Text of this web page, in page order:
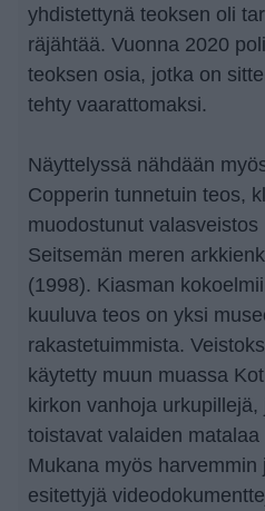
yhdistettynä teoksen oli
räjähtää. Vuonna 2020
teoksen osia, jotka on
tehty vaarattomaksi.
Näyttelyssä nähdään
Copperin tunnetuin teos,
muodostunut valasveistos
Seitsemän meren
(1998). Kiasman
kuuluva teos on yksi
rakastetuimmista.
käytetty muun muassa
kirkon vanhoja urkupillejä,
toistavat valaiden matalaa
Mukana myös harvemmin
esitettyjä